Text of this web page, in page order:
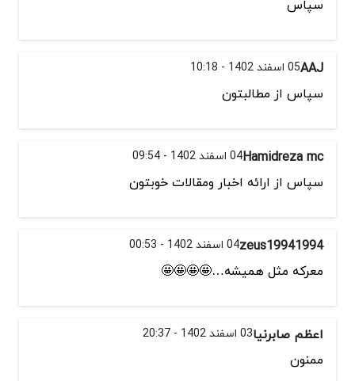
سپاس
AAJ05 اسفند 1402 - 10:18
سپاس از مطالبتون
Hamidreza mc04 اسفند 1402 - 09:54
سپاس از ارائه اخبار ومقالات خوبتون
zeus1994199404 اسفند 1402 - 00:53
معرکه مثل همیشه…🤩🤩🤩🤩
اعظم صابرنیا03 اسفند 1402 - 20:37
ممنون